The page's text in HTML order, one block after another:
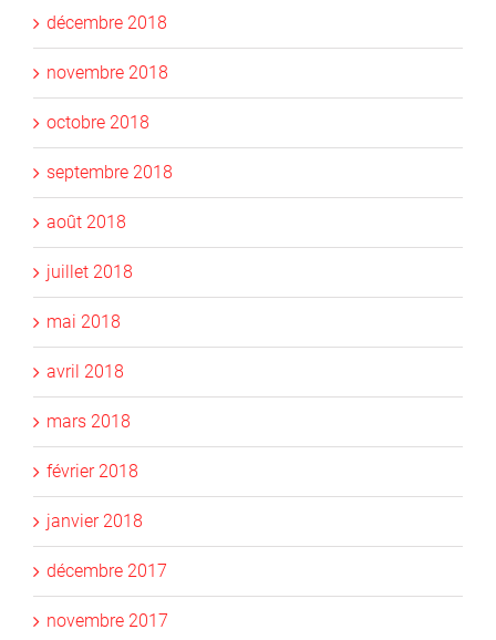
décembre 2018
novembre 2018
octobre 2018
septembre 2018
août 2018
juillet 2018
mai 2018
avril 2018
mars 2018
février 2018
janvier 2018
décembre 2017
novembre 2017